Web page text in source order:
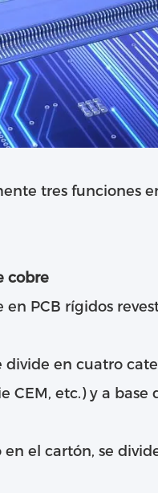
tres funciones
cobre
PCB rígidos
en cuatro
CEM, etc.) y a
el cartón, se